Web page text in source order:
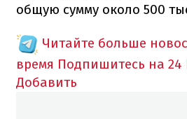
общую сумму около 500
Читайте больше
время Подпишитесь на 24
Добавить